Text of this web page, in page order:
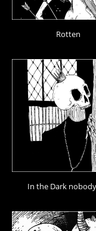
Rotten
In the Dark